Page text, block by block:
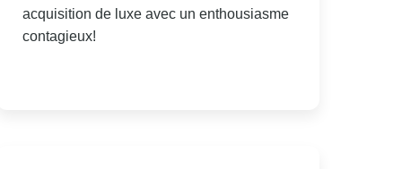
acquisition de luxe avec un enthousiasme
contagieux!